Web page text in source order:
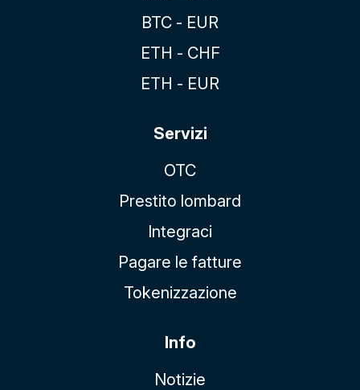
BTC - EUR
ETH - CHF
ETH - EUR
Servizi
OTC
Prestito lombard
Integraci
Pagare le fatture
Tokenizzazione
Info
Notizie